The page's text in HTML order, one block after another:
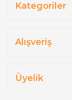
Kategoriler
Alışveriş
Üyelik